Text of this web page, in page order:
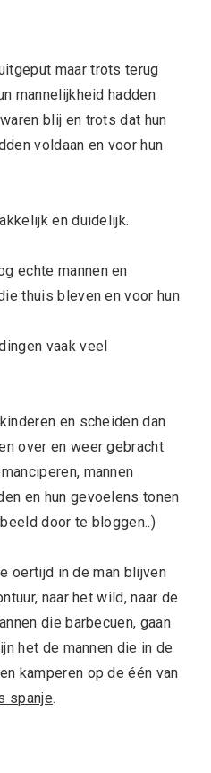
maar trots terug
mannelijkheid hadden
blij en trots dat hun
voldaan en voor hun
en duidelijk.
echte mannen en
thuis bleven en voor hun
vaak veel
en scheiden dan
over en weer gebracht
mannen
en hun gevoelens tonen
door te bloggen..)
oertijd in de man blijven
naar het wild, naar de
die barbecuen, gaan
het de mannen die in de
kamperen op de één van
spanje.